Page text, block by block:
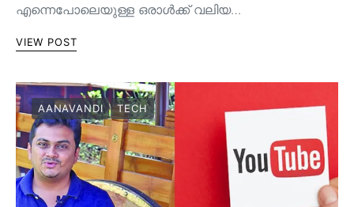
എന്നെപോലെയുള്ള ഒരാൾക്ക് വലിയ…
VIEW POST
AANAVANDI TECH